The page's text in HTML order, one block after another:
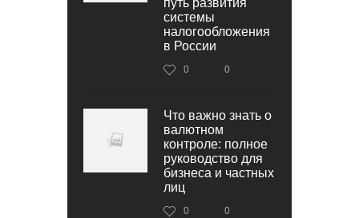
системы
налогообложения
в России
0 0
Что важно знать о
валютном
контроле: полное
руководство для
бизнеса и частных
лиц
0 0